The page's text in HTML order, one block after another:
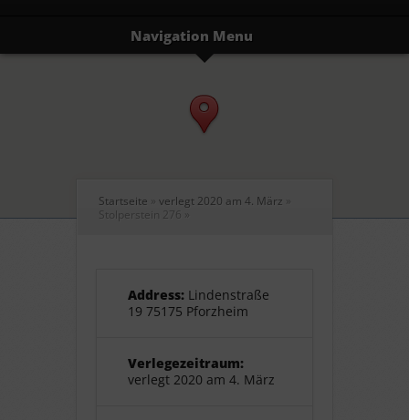
Navigation Menu
Startseite » verlegt 2020 am 4. März »
Stolperstein 276 »
Address: Lindenstraße
19 75175 Pforzheim
Verlegezeitraum:
verlegt 2020 am 4. März